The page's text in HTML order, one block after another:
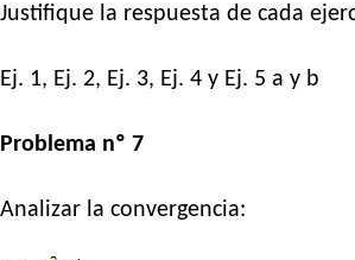
Justifique la respuesta de cada
Ej. 1, Ej. 2, Ej. 3, Ej. 4 y Ej. 5 a y b
Problema nº 7
Analizar la convergencia: